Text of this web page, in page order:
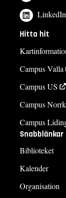
LinkedIn
Hitta hit
Campus Valla
Campus US
Campus
Campus
Snabblänkar
Biblioteket
Kalender
Organisation